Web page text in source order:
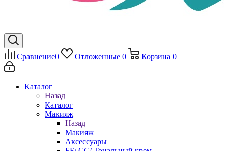
Сравнение0 Отложенные 0 Корзина 0
Каталог
Назад
Каталог
Макияж
Назад
Макияж
Аксессуары